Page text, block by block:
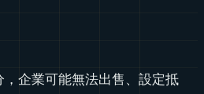
企業可能無法出售、設定抵